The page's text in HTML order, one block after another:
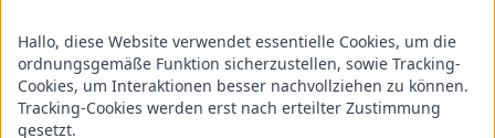
FRICKE Group SE & Co. KG
Zum Kreuzkamp 7
27404 Heeslingen
Unternehmensbereiche
Hallo, diese Website verwendet essentielle Cookies, um die
ordnungsgemäße Funktion sicherzustellen, sowie Tracking-
Cookies, um Interaktionen besser nachvollziehen zu können.
Tracking-Cookies werden erst nach erteilter Zustimmung
gesetzt.